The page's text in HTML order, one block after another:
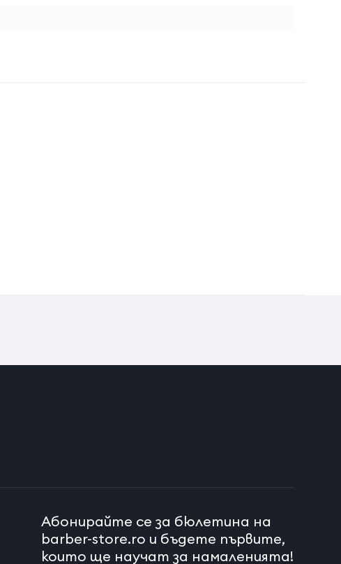
Абонирайте се за бюлетина на
barber-store.ro и бъдете първите,
които ще научат за намаленията!